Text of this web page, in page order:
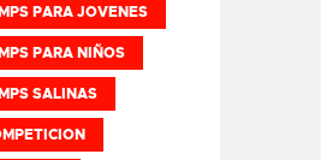
PARA JOVENES
PARA NIÑOS
SALINAS